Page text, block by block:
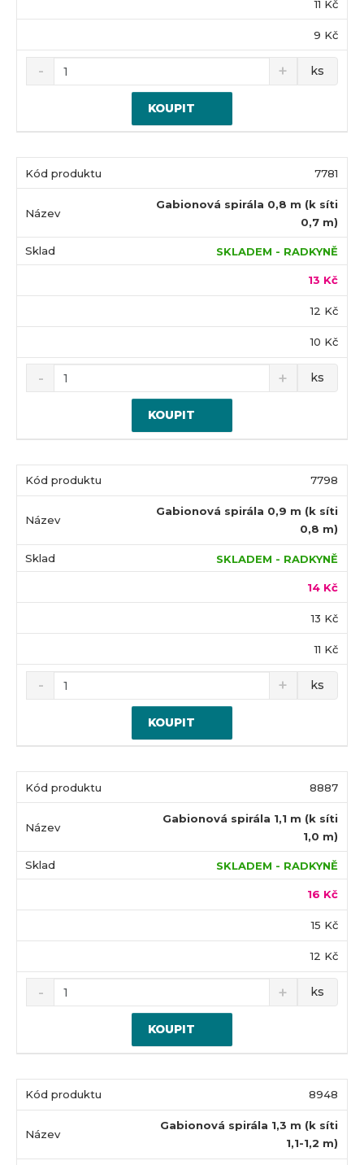
11 Kč
9 Kč
ks
KOUPIT
7781
Gabionová spirála 0,8 m (k síti
0,7 m)
SKLADEM - RADKYNĚ
13 Kč
12 Kč
10 Kč
ks
KOUPIT
7798
Gabionová spirála 0,9 m (k síti
0,8 m)
SKLADEM - RADKYNĚ
14 Kč
13 Kč
11 Kč
ks
KOUPIT
8887
Gabionová spirála 1,1 m (k síti
1,0 m)
SKLADEM - RADKYNĚ
16 Kč
15 Kč
12 Kč
ks
KOUPIT
8948
Gabionová spirála 1,3 m (k síti
1,1-1,2 m)